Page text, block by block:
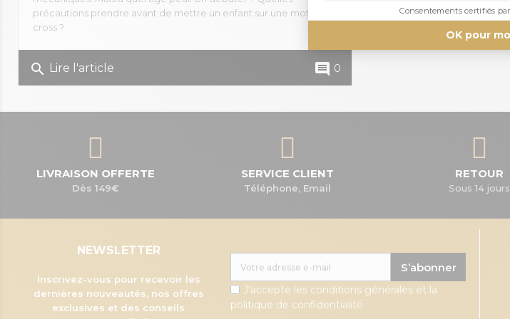
précautions prendre avant de mettre un enfant sur une moto
cross ?
search Lire l'article comment 0
LIVRAISON OFFERTE
Dès 149€
SERVICE CLIENT
Téléphone, Email
RETOUR
Sous 14 jours
NEWSLETTER
Inscrivez-vous pour recevoir les
dernières nouveautés, nos offres
exclusives et des conseils
S’abonner
J'accepte les conditions générales et la
politique de confidentialité.